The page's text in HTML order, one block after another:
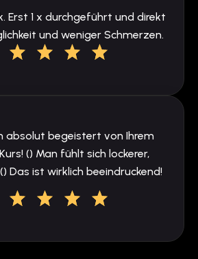
Erst 1 x durchgeführt und direkt
und weniger Schmerzen.
absolut begeistert von Ihrem
() Man fühlt sich lockerer,
Das ist wirklich beeindruckend!